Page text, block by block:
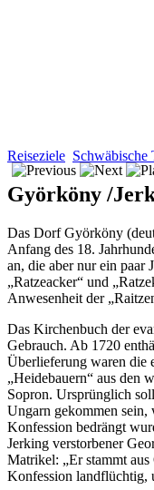
Reiseziele Schwäbische
Györköny /
Das Dorf Györköny
Anfang des 18.
an, die aber nur ein paar
„Ratzeacker“ und
Anwesenheit der
Das Kirchenbuch der
Gebrauch. Ab 1720
Überlieferung waren die
„Heidebauern“ aus den
Sopron. Ursprünglich
Ungarn gekommen sein,
Konfession bedrängt
Jerking verstorbener
Matrikel: „Er stammt
Konfession landflüchtig,